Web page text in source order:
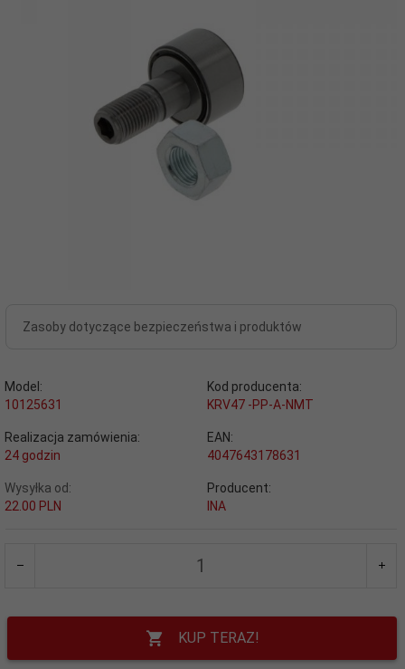
Zasoby dotyczące bezpieczeństwa i produktów
Model:
10125631
Kod producenta:
KRV47 -PP-A-NMT
Realizacja zamówienia:
24 godzin
EAN:
4047643178631
Wysyłka od:
22.00 PLN
Producent:
INA
KUP TERAZ!